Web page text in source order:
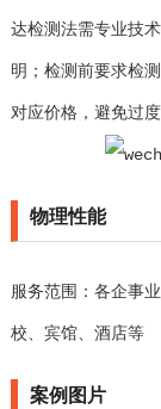
达检测法需专业技
明；检测前要求检
对应价格，避免过
物理性能
服务范围：各企事
校、宾馆、酒店等
案例图片